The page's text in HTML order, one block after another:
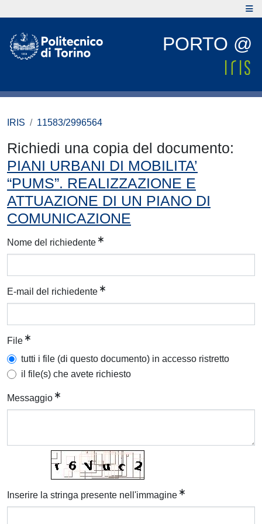
PORTO @
IRIS 11583/2996564
Richiedi una copia del documento:
PIANI URBANI DI MOBILITA’
“PUMS”. REALIZZAZIONE E
ATTUAZIONE DI UN PIANO DI
COMUNICAZIONE
Nome del richiedente
E-mail del richiedente
File
tutti i file (di questo documento) in accesso ristretto
il file(s) che avete richiesto
Messaggio
Inserire la stringa presente nell'immagine